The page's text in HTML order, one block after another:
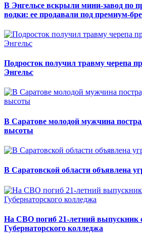
В Энгельсе вскрыли мини-завод по
водки: ее продавали под премиум-
Подросток получил травму черепа
Энгельс
В Саратове молодой мужчина
высоты
В Саратовской области объявлена
На СВО погиб 21-летний выпускник
Губернаторского колледжа